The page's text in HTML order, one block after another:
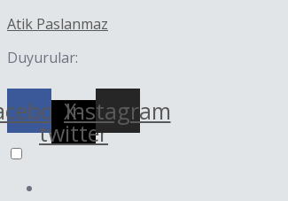
atla
Atik Paslanmaz
Duyurular:
X-
twitter
Instagram
dolaşımı